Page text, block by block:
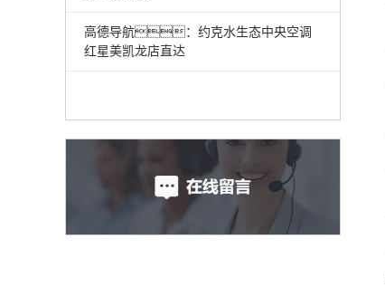
高德导航：约克水生态中央空调
红星美凯龙店直达